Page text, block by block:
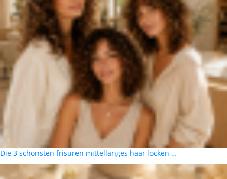
Die 3 schönsten frisuren mittellanges haar locken …